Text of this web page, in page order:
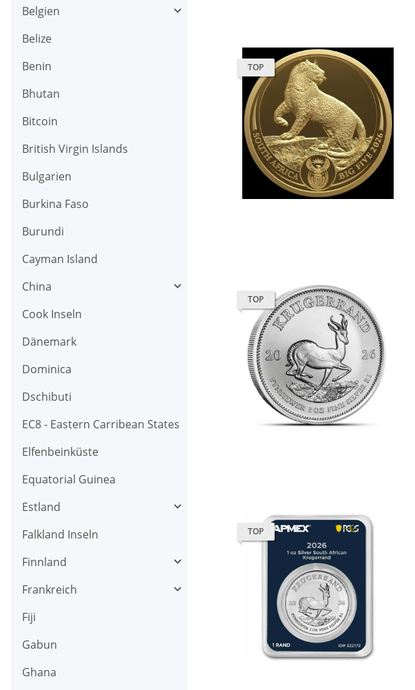
TOP
TOP
TOP
Belgien
Belize
Benin
Bhutan
Bitcoin
British Virgin Islands
Bulgarien
Burkina Faso
Burundi
Cayman Island
China
Cook Inseln
Dänemark
Dominica
Dschibuti
EC8 - Eastern Carribean States
Elfenbeinküste
Equatorial Guinea
Estland
Falkland Inseln
Finnland
Frankreich
Fiji
Gabun
Ghana